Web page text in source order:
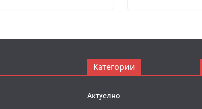
Категории
Актуелно